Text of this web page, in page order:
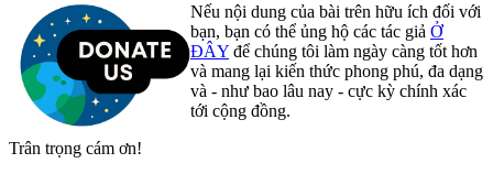
Nếu nội dung của bài trên hữu ích đối với
bạn, bạn có thể ủng hộ các tác giả Ở
ĐÂY để chúng tôi làm ngày càng tốt hơn
và mang lại kiến thức phong phú, đa dạng
và - như bao lâu nay - cực kỳ chính xác
tới cộng đồng.
Trân trọng cám ơn!